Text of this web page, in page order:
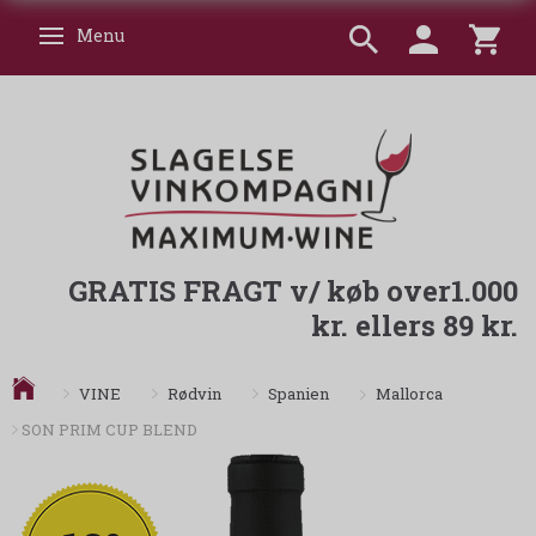
Skifte navigation
Menu
GRATIS FRAGT v/ køb over1.000
kr. ellers 89 kr.
VINE Rødvin Spanien
Mallorca
SON PRIM CUP BLEND